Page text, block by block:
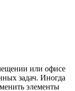
или офисе
задач. Иногда
элементы